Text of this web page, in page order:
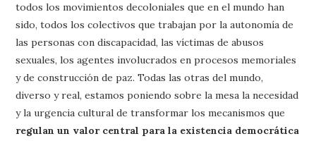
todos los movimientos decoloniales que en el mundo han
sido, todos los colectivos que trabajan por la autonomía de
las personas con discapacidad, las víctimas de abusos
sexuales, los agentes involucrados en procesos memoriales
y de construcción de paz. Todas las otras del mundo,
diverso y real, estamos poniendo sobre la mesa la necesidad
y la urgencia cultural de transformar los mecanismos que
regulan un valor central para la existencia democrática